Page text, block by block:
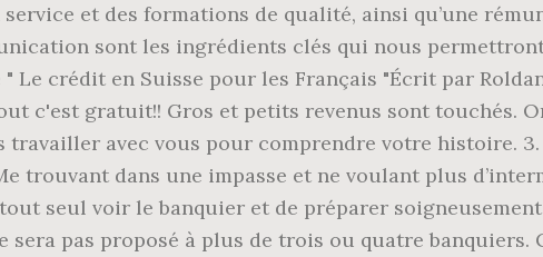
et des formations de qualité, ainsi qu’une
sont les ingrédients clés qui nous
crédit en Suisse pour les Français "Écrit par
c'est gratuit!! Gros et petits revenus sont touchés.
avec vous pour comprendre votre histoire.
trouvant dans une impasse et ne voulant plus
seul voir le banquier et de préparer
pas proposé à plus de trois ou quatre banquiers.